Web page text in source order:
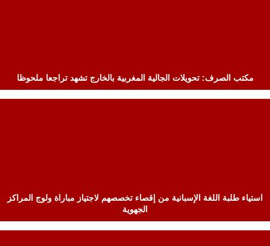
مكتب الصرف: تحويلات الجالية المغربية بالخارج تشهد تراجعا ملحوظا
استياء طلبة اللغة الإسبانية من إقصاء تخصصهم لاجتياز مباراة ولوج المراكز
الجهوية